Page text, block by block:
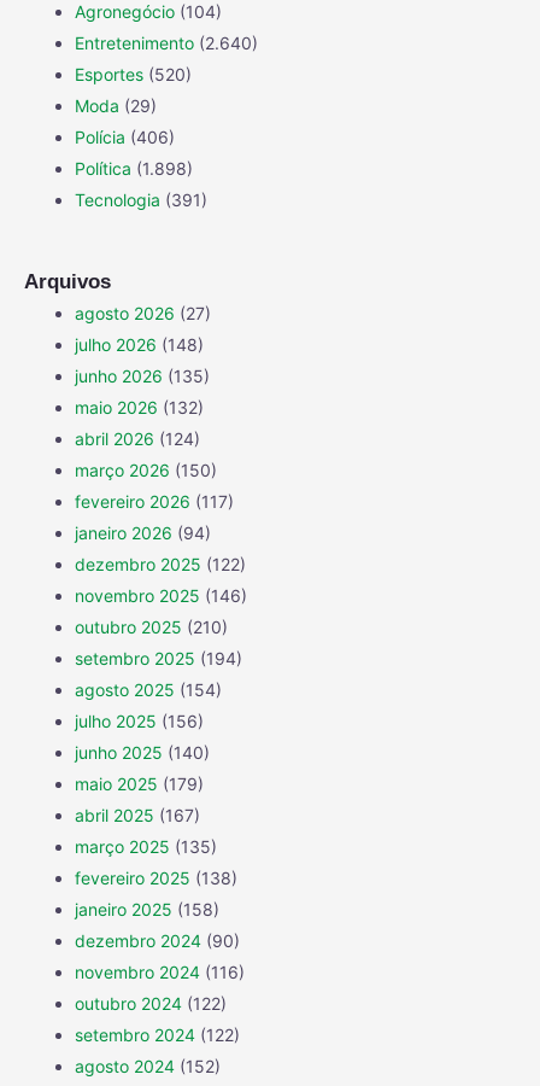
Agronegócio (104)
Entretenimento (2.640)
Esportes (520)
Moda (29)
Polícia (406)
Política (1.898)
Tecnologia (391)
Arquivos
agosto 2026 (27)
julho 2026 (148)
junho 2026 (135)
maio 2026 (132)
abril 2026 (124)
março 2026 (150)
fevereiro 2026 (117)
janeiro 2026 (94)
dezembro 2025 (122)
novembro 2025 (146)
outubro 2025 (210)
setembro 2025 (194)
agosto 2025 (154)
julho 2025 (156)
junho 2025 (140)
maio 2025 (179)
abril 2025 (167)
março 2025 (135)
fevereiro 2025 (138)
janeiro 2025 (158)
dezembro 2024 (90)
novembro 2024 (116)
outubro 2024 (122)
setembro 2024 (122)
agosto 2024 (152)